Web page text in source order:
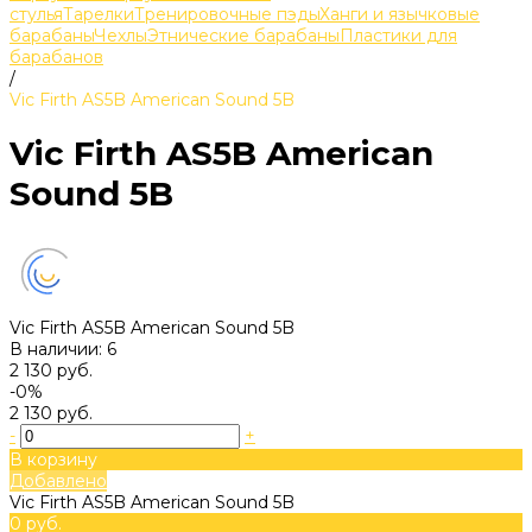
стульяТарелкиТренировочные пэдыХанги и язычковые
барабаныЧехлыЭтнические барабаныПластики для
барабанов
/
Vic Firth AS5B American Sound 5B
Vic Firth AS5B American
Sound 5B
Vic Firth AS5B American Sound 5B
В наличии: 6
2 130 руб.
-0%
2 130 руб.
-
+
В корзину
Добавлено
Vic Firth AS5B American Sound 5B
0 руб.